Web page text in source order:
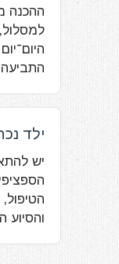
ההכנה
התביעה
ילד
יש
והסיוע